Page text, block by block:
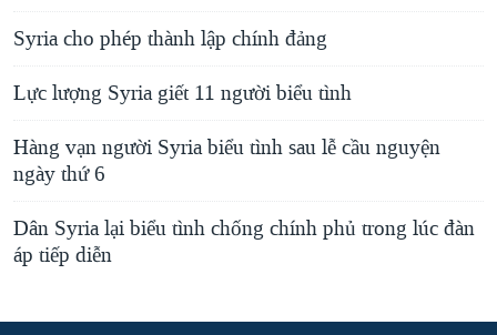
Syria cho phép thành lập chính đảng
Lực lượng Syria giết 11 người biểu tình
Hàng vạn người Syria biểu tình sau lễ cầu nguyện
ngày thứ 6
Dân Syria lại biểu tình chống chính phủ trong lúc đàn
áp tiếp diễn